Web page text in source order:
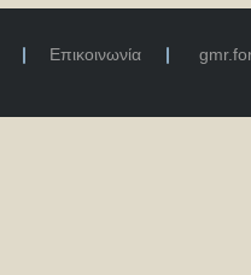
Επικοινωνία